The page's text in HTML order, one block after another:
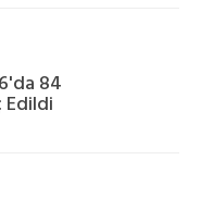
84
Edildi